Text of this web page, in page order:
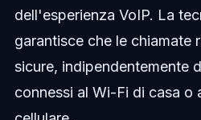
dell'esperienza VoIP. La
garantisce che le chiamate
sicure, indipendentemente
connessi al Wi-Fi di casa o